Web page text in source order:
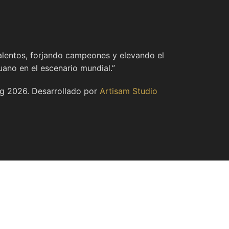
forjando campeones y elevando el
en el escenario mundial.”
2026. Desarrollado por Artisam Studio